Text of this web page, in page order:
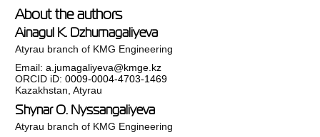
About the authors
Ainagul K. Dzhumagaliyeva
Atyrau branch of KMG Engineering
Email:a.jumagaliyeva@kmge.kz
ORCID iD:0009-0004-4703-1469
Kazakhstan, Atyrau
Shynar O. Nyssangaliyeva
Atyrau branch of KMG Engineering